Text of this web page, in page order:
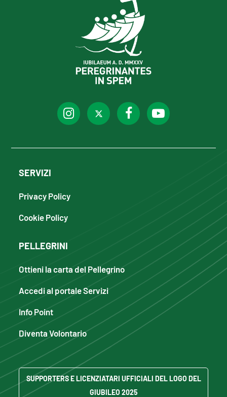
SERVIZI
Privacy Policy
Cookie Policy
PELLEGRINI
Ottieni la carta del Pellegrino
Accedi al portale Servizi
Info Point
Diventa Volontario
SUPPORTERS E LICENZIATARI UFFICIALI DEL LOGO DEL
GIUBILEO 2025